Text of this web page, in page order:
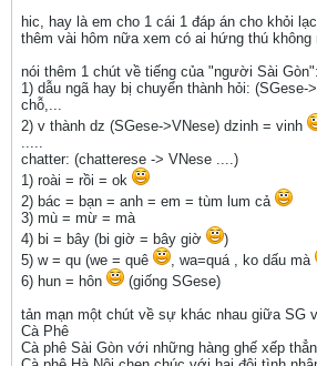
hic, hay là em cho 1 cái 1 đáp án cho khỏi
thêm vài hôm nữa xem có ai hứng thú không
nói thêm 1 chút về tiếng của "người Sài Gòn":
1) dẫu ngã hay bị chuyển thành hỏi: (SGese-
chỗ,...
2) v thành dz (SGese->VNese) dzinh = vinh
.....
chatter: (chatterese -> VNese ....)
1) roài = rồi = ok
2) bác = bạn = anh = em = tùm lum cả
3) mù = mừ = mà
4) bi = bây (bi giờ = bây giờ
)
5) w = qu (we = quê
, wa=quá , ko dấu mà
6) hun = hôn
(giống SGese)
tản mạn một chút về sự khác nhau giữa SG
Cà Phê
Cà phê Sài Gòn với những hàng ghế xếp